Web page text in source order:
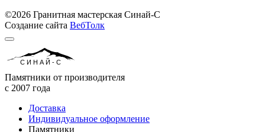
©2026 Гранитная мастерская Синай-С
Создание сайта ВебТолк
СИНАЙ-С
Памятники от производителя
с 2007 года
Доставка
Индивидуальное оформление
Памятники